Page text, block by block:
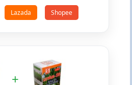
Lazada Shopee
+